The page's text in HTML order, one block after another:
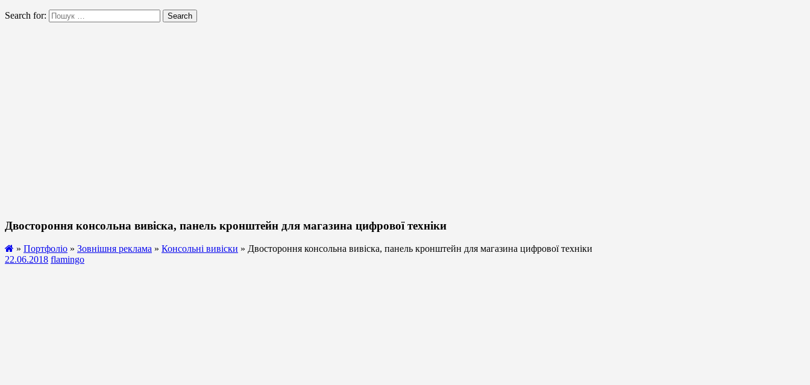
Search for: Search
Двостороння консольна вивіска, панель кронштейн для магазина цифрової техніки
» Портфоліо » Зовнішня реклама » Консольні вивіски » Двостороння консольна вивіска, панель кронштейн для магазина цифрової техніки
22.06.2018 flamingo